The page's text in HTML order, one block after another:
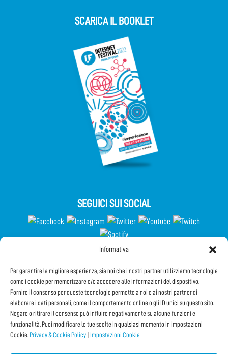
Informativa
Per garantire la migliore esperienza, sia noi che i nostri partner utilizziamo tecnologie
come i cookie per memorizzare e/o accedere alle informazioni del dispositivo.
Fornire il consenso per queste tecnologie permette a noi e ai nostri partner di
elaborare i dati personali, come il comportamento online o gli ID unici su questo sito.
Negare o ritirare il consenso può influire negativamente su alcune funzioni e
funzionalità. Puoi modificare le tue scelte in qualsiasi momento in impostazioni
Cookie. Privacy & Cookie Policy Impostazioni Cookie
SCARICA IL BOOKLET
SEGUICI SUI SOCIAL
Iscriviti alla Newsletter
CONDIVIDI QUESTA PAGINA!